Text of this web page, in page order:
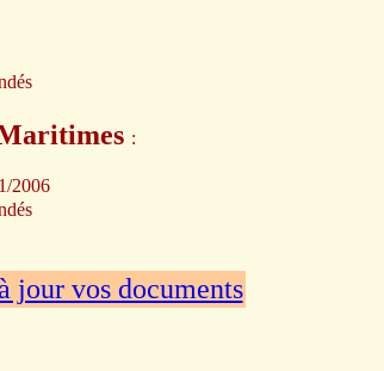
:
2006
jour vos documents